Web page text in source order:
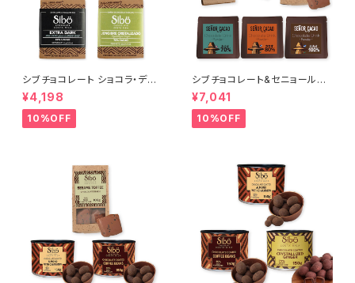
シブチョコレート ショコラ・ディ
スカバリー 4種アソートセット Si
bu Chocolate
¥4,198
10%OFF
シブチョコレート&セニョールカ
カオ 心と体を目覚めさせる モ
ーニング・カカオセット
¥7,041
10%OFF